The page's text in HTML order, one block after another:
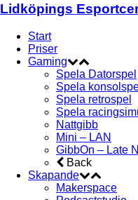
Lidköpings
Start
Priser
Gaming
Spela Datorspel
Spela
Spela retrospel
Spela
Nattgibb
Mini – LAN
GibbOn – Late
Back
Skapande
Makerspace